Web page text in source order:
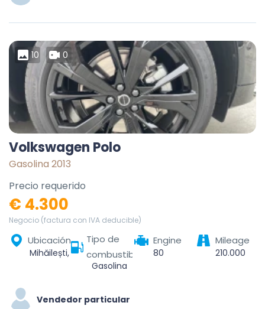
10 0
Volkswagen Polo
Gasolina 2013
Precio requerido
€ 4.300
Negocio (factura con IVA deducible)
Ubicación
Mihăilești, Giurgiu, România
Tipo de
combustible
Gasolina
Engine
80
Mileage
210.000
Vendedor particular